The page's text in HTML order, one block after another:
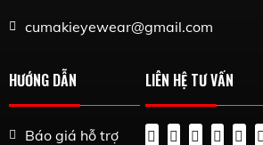
cumakieyewear@gmail.com
HƯỚNG DẪN
Báo giá hỗ trợ
LIÊN HỆ TƯ VẤN